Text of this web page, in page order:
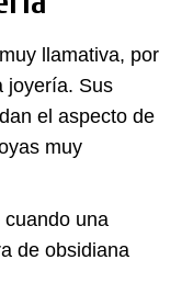
llamativa, por
joyería. Sus
el aspecto de
muy
una
de obsidiana